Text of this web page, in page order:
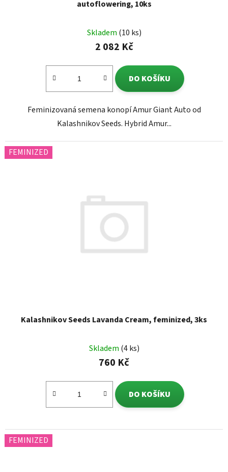
autoflowering, 10ks
Skladem (10 ks)
2 082 Kč
DO KOŠÍKU
Feminizovaná semena konopí Amur Giant Auto od
Kalashnikov Seeds. Hybrid Amur...
FEMINIZED
Kalashnikov Seeds Lavanda Cream, feminized, 3ks
Skladem (4 ks)
760 Kč
DO KOŠÍKU
FEMINIZED